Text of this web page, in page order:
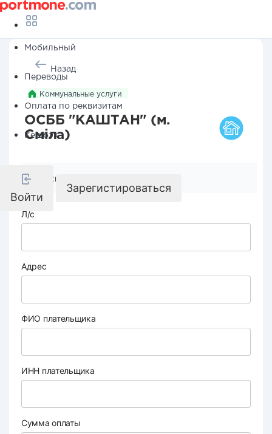
Мобильный
Переводы
Оплата по реквизитам
Кешбэк
Войти
Зарегистироваться
Назад
Коммунальные услуги
ОСББ "КАШТАН" (м.
Сміла)
Реквизиты компании
Л/с
Адрес
ФИО плательщика
ИНН плательщика
Сумма оплаты